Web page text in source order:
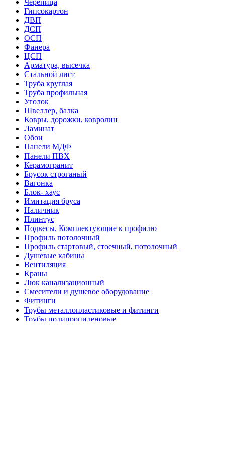
Гипсокартон
ДВП
ДСП
ОСП
Фанера
ЦСП
Арматура, высечка
Стальной лист
Труба круглая
Труба профильная
Уголок
Швеллер, балка
Ковры, дорожки, ковролин
Ламинат
Обои
Панели МДФ
Панели ПВХ
Керамогранит
Брусок строганый
Вагонка
Блок- хаус
Имитация бруса
Наличник
Плинтус
Подвесы, Комплектующие к профилю
Профиль потолочный
Профиль стартовый, стоечный, потолочный
Душевые кабины
Вентиляция
Краны
Люк канализационный
Смесители и душевое оборудование
Фитинги
Трубы металлопластиковые и фитинги
Трубы полипропиленовые